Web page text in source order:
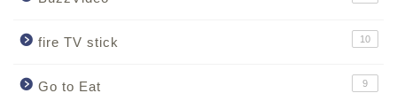
fire TV stick 10
Go to Eat 9